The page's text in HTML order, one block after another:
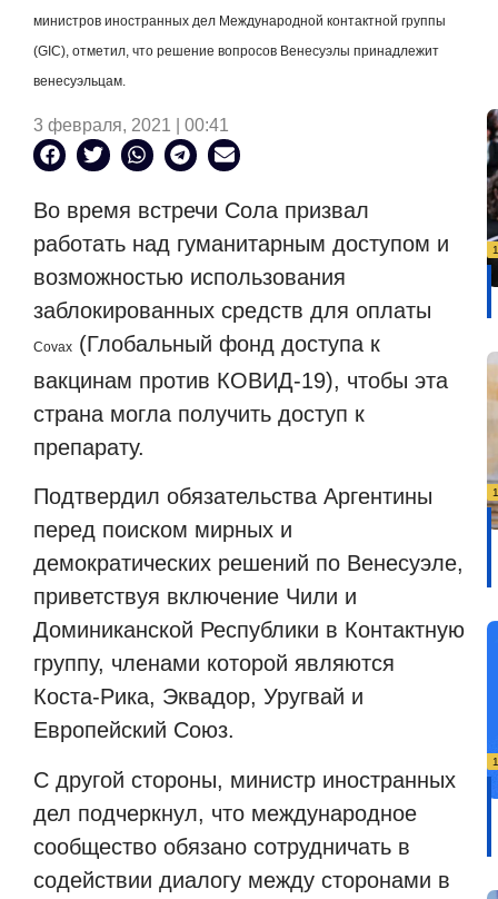
министров иностранных дел Международной контактной группы
(GIC), отметил, что решение вопросов Венесуэлы принадлежит
венесуэльцам.
3 февраля, 2021 | 00:41
Во время встречи Сола призвал
работать над гуманитарным доступом и
возможностью использования
заблокированных средств для оплаты
Covax (Глобальный фонд доступа к
вакцинам против КОВИД-19), чтобы эта
страна могла получить доступ к
препарату.
Подтвердил обязательства Аргентины
перед поиском мирных и
демократических решений по Венесуэле,
приветствуя включение Чили и
Доминиканской Республики в Контактную
группу, членами которой являются
Коста-Рика, Эквадор, Уругвай и
Европейский Союз.
С другой стороны, министр иностранных
дел подчеркнул, что международное
сообщество обязано сотрудничать в
содействии диалогу между сторонами в